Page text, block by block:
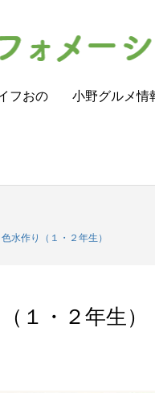
フおの 小野グルメ情
水作り（１・２年生）
１・２年生）